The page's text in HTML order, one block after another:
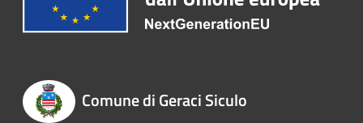
Comune di Geraci Siculo